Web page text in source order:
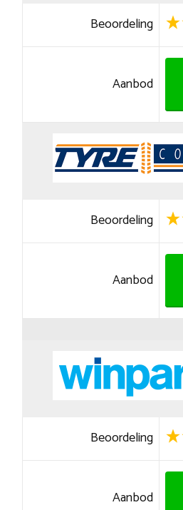
Beoordeling
Aanbod
Beoordeling
Aanbod
Beoordeling
Aanbod